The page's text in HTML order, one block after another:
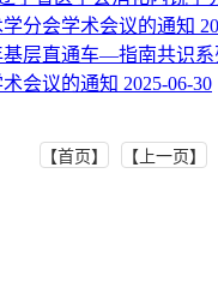
分会学术会议的通知
层直通车—指南共识
会议的通知 2025-06-30
【首页】 【上一页】